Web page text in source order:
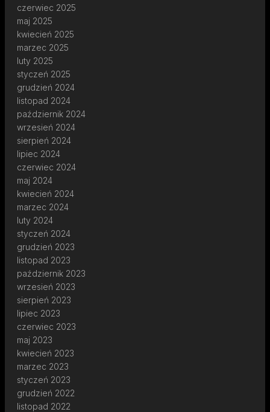
czerwiec 2025
maj 2025
kwiecień 2025
marzec 2025
luty 2025
styczeń 2025
grudzień 2024
listopad 2024
październik 2024
wrzesień 2024
sierpień 2024
lipiec 2024
czerwiec 2024
maj 2024
kwiecień 2024
marzec 2024
luty 2024
styczeń 2024
grudzień 2023
listopad 2023
październik 2023
wrzesień 2023
sierpień 2023
lipiec 2023
czerwiec 2023
maj 2023
kwiecień 2023
marzec 2023
styczeń 2023
grudzień 2022
listopad 2022